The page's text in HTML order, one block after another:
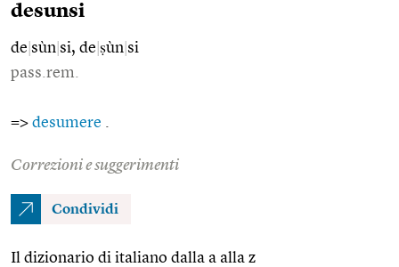
desunsi
de sùn si, de ṣùn si
pass.rem.
=> desumere
Correzioni e suggerimenti
Condividi
Il dizionario di italiano dalla a alla z